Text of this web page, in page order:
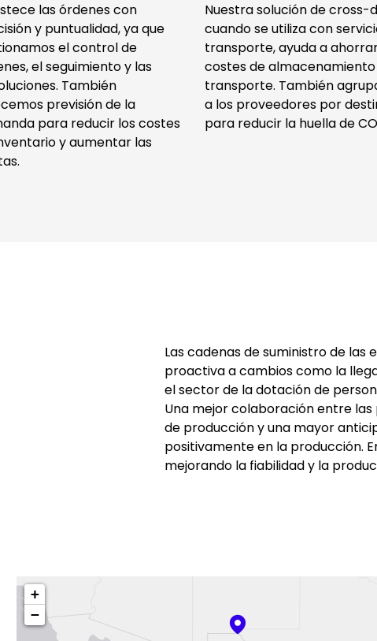
las órdenes con
y puntualidad, ya que
el control de
el seguimiento y las
También
previsión de la
para reducir los costes
y aumentar las
Nuestra solución de cross-
cuando se utiliza con
transporte, ayuda a
costes de
transporte. También
a los proveedores por
para reducir la huella de
Las cadenas de suministro de
proactiva a cambios como la
el sector de la dotación de
Una mejor colaboración entre
de producción y una mayor
positivamente en la producción.
mejorando la fiabilidad y la
+
−